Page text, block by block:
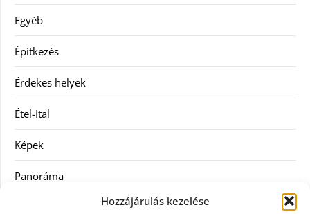
Hozzájárulás kezelése
Egyéb
Építkezés
Érdekes helyek
Étel-Ital
Képek
Panoráma